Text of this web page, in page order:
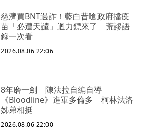
慈濟買BNT遇詐！藍白昔嗆政府擋疫
苗「必遭天譴」迴力鏢來了 荒謬語
錄一次看
2026.08.06 22:06
8年磨一劍 陳法拉自編自導
《Bloodline》進軍多倫多 柯林法洛
姊弟相挺
2026.08.06 22:00